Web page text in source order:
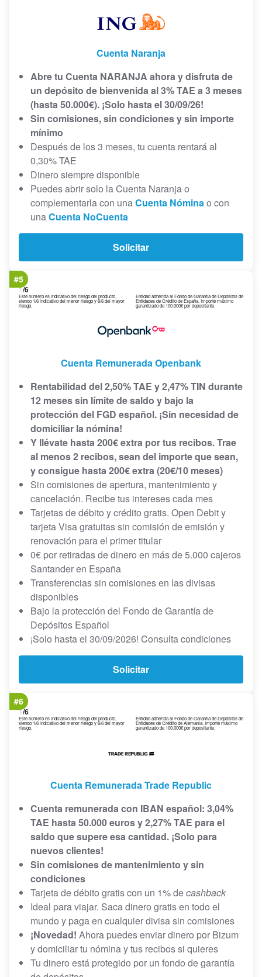
Cuenta Naranja
Abre tu Cuenta NARANJA ahora y disfruta de
un depósito de bienvenida al 3% TAE a 3 meses
(hasta 50.000€). ¡Solo hasta el 30/09/26!
Sin comisiones, sin condiciones y sin importe
mínimo
Después de los 3 meses, tu cuenta rentará al
0,30% TAE
Dinero siempre disponible
Puedes abrir solo la Cuenta Naranja o
complementarla con unaCuenta Nóminao con
unaCuenta NoCuenta
Solicitar
1/6
Este número es indicativo del riesgo del producto,
siendo 1/6 indicativo del menor riesgo y 6/6 del mayor
riesgo.
Entidad adherida al Fondo de Garantía de Depósitos de
Entidades de Crédito de España. Importe máximo
garantizado de 100.000€ por depositante.
#5
Cuenta Remunerada Openbank
Rentabilidad del 2,50% TAE y 2,47% TIN durante
12 meses sin límite de saldo y bajo la
protección del FGD español. ¡Sin necesidad de
domiciliar la nómina!
Y llévate hasta 200€ extra por tus recibos. Trae
al menos 2 recibos, sean del importe que sean,
y consigue hasta 200€ extra (20€/10 meses)
Sin comisiones de apertura, mantenimiento y
cancelación. Recibe tus intereses cada mes
Tarjetas de débito y crédito gratis. Open Debit y
tarjeta Visa gratuitas sin comisión de emisión y
renovación para el primer titular
0€ por retiradas de dinero en más de 5.000 cajeros
Santander en España
Transferencias sin comisiones en las divisas
disponibles
Bajo la protección del Fondo de Garantía de
Depósitos Español
¡Solo hasta el 30/09/2026! Consulta condiciones
Solicitar
1/6
Este número es indicativo del riesgo del producto,
siendo 1/6 indicativo del menor riesgo y 6/6 del mayor
riesgo.
Entidad adherida al Fondo de Garantía de Depósitos de
Entidades de Crédito de Alemania. Importe máximo
garantizado de 100.000€ por depositante.
#6
Cuenta Remunerada Trade Republic
Cuenta remunerada con IBAN español: 3,04%
TAE hasta 50.000 euros y 2,27% TAE para el
saldo que supere esa cantidad. ¡Solo para
nuevos clientes!
Sin comisiones de mantenimiento y sin
condiciones
Tarjeta de débito gratis con un 1% decashback
Ideal para viajar. Saca dinero gratis en todo el
mundo y paga en cualquier divisa sin comisiones
¡Novedad! Ahora puedes enviar dinero por Bizum
y domiciliar tu nómina y tus recibos si quieres
Tu dinero está protegido por un fondo de garantía